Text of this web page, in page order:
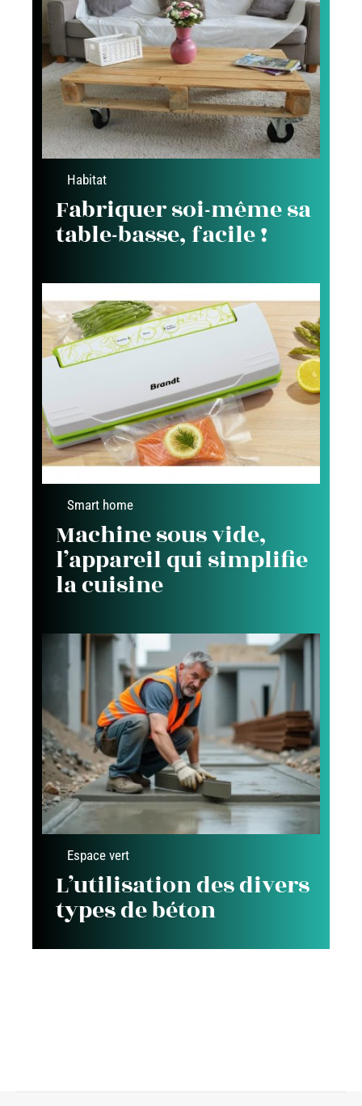
Habitat
Fabriquer soi-même sa
table-basse, facile !
Smart home
Machine sous vide,
l’appareil qui simplifie
la cuisine
Espace vert
L’utilisation des divers
types de béton